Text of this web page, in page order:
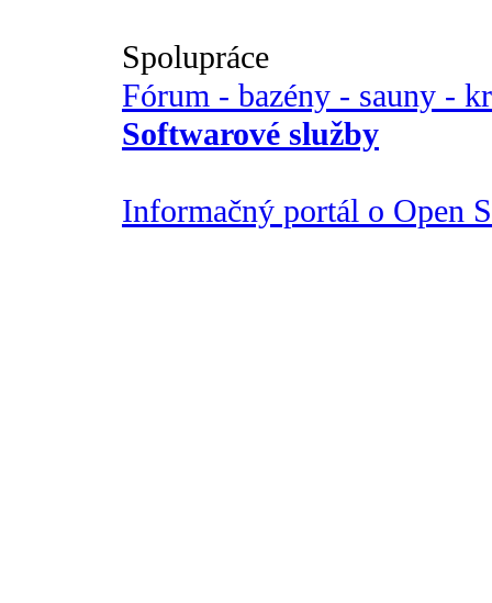
Spolupráce
Fórum - bazény - sauny -
Softwarové služby
Informačný portál o Open